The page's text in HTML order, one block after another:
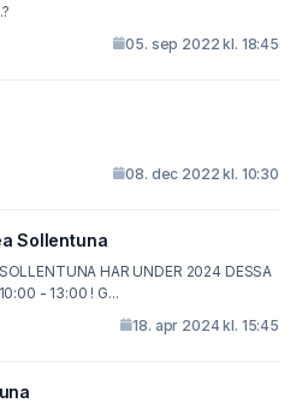
nu.?
05. sep 2022 kl. 18:45
08. dec 2022 kl. 10:30
Sollentuna
HAR UNDER 2024 DESSA
ÖPPETTIDER=> Mån-Fred. 10:00 - 13:00 ! G...
18. apr 2024 kl. 15:45